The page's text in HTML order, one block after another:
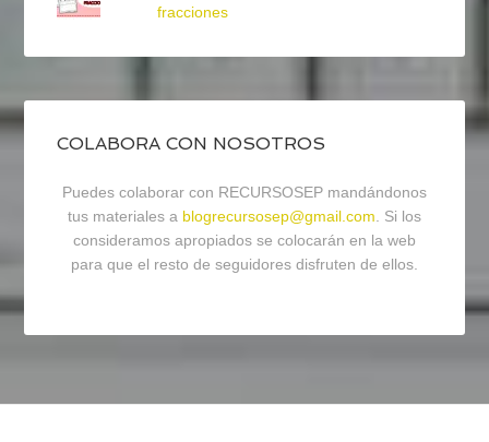
fracciones
COLABORA CON NOSOTROS
Puedes colaborar con RECURSOSEP mandándonos
tus materiales a blogrecursosep@gmail.com. Si los
consideramos apropiados se colocarán en la web
para que el resto de seguidores disfruten de ellos.